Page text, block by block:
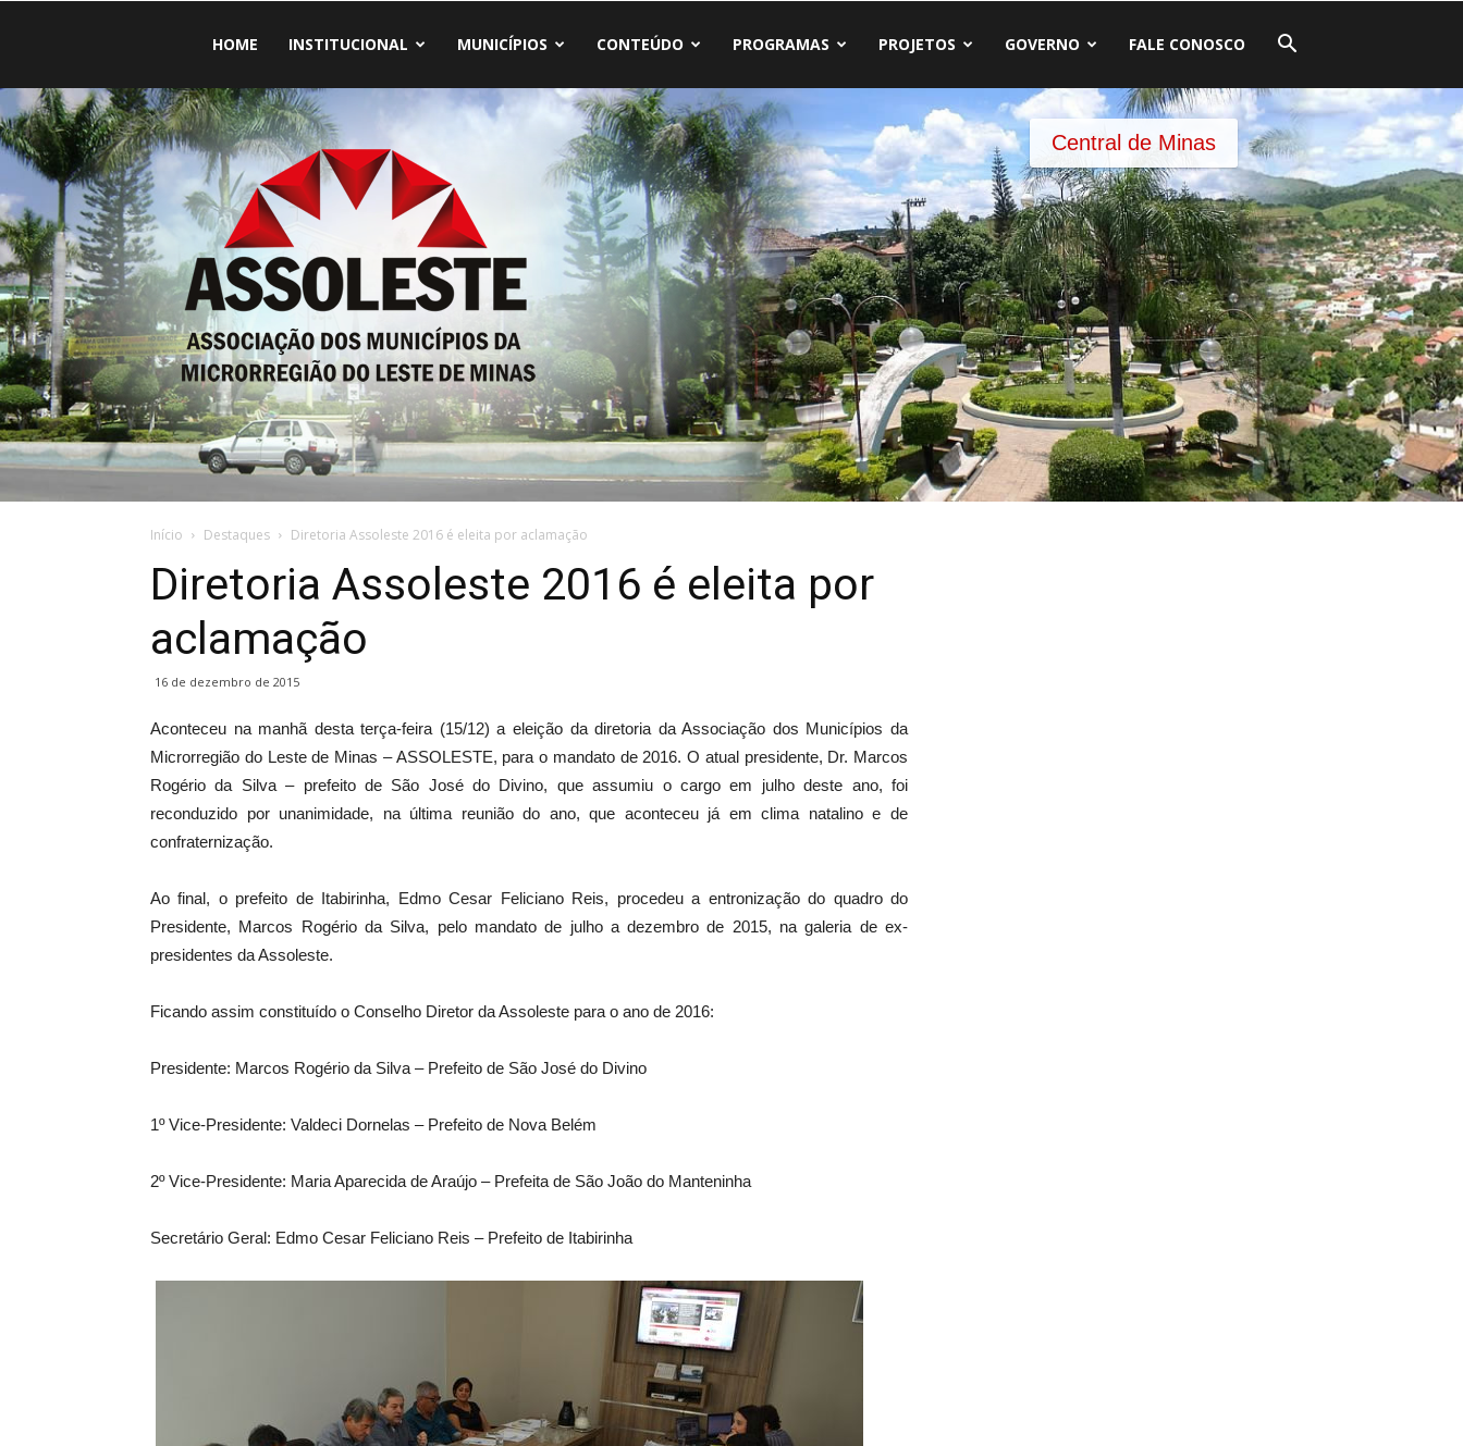
HOME INSTITUCIONAL MUNICÍPIOS CONTEÚDO PROGRAMAS PROJETOS GOVERNO FALE CONOSCO
Central de Minas
Início Destaques Diretoria Assoleste 2016 é eleita por aclamação
Diretoria Assoleste 2016 é eleita por
aclamação
16 de dezembro de 2015
Aconteceu na manhã desta terça-feira (15/12) a eleição da diretoria da Associação dos Municípios da
Microrregião do Leste de Minas – ASSOLESTE, para o mandato de 2016. O atual presidente, Dr. Marcos
Rogério da Silva – prefeito de São José do Divino, que assumiu o cargo em julho deste ano, foi
reconduzido por unanimidade, na última reunião do ano, que aconteceu já em clima natalino e de
confraternização.
Ao final, o prefeito de Itabirinha, Edmo Cesar Feliciano Reis, procedeu a entronização do quadro do
Presidente, Marcos Rogério da Silva, pelo mandato de julho a dezembro de 2015, na galeria de ex-
presidentes da Assoleste.
Ficando assim constituído o Conselho Diretor da Assoleste para o ano de 2016:
Presidente: Marcos Rogério da Silva – Prefeito de São José do Divino
1º Vice-Presidente: Valdeci Dornelas – Prefeito de Nova Belém
2º Vice-Presidente: Maria Aparecida de Araújo – Prefeita de São João do Manteninha
Secretário Geral: Edmo Cesar Feliciano Reis – Prefeito de Itabirinha